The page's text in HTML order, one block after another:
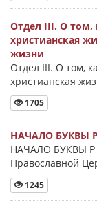
Отдел III. О том,
христианская
жизни
Отдел III. О том,
христианская
1705
НАЧАЛО БУКВЫ Ρ
НАЧАЛО БУКВЫ Ρ
Православной
1245